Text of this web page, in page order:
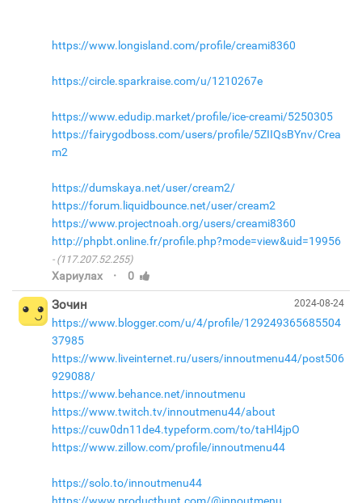
https://www.longisland.com/profile/creami8360
https://circle.sparkraise.com/u/1210267e
https://www.edudip.market/profile/ice-creami/5250305
https://fairygodboss.com/users/profile/5ZIIQsBYnv/Crea
m2
https://dumskaya.net/user/cream2/
https://forum.liquidbounce.net/user/cream2
https://www.projectnoah.org/users/creami8360
http://phpbt.online.fr/profile.php?mode=view&uid=19956
(117.207.52.255)
Хариулах · 0
2024-08-24
Зочин
https://www.blogger.com/u/4/profile/129249365685504
37985
https://www.liveinternet.ru/users/innoutmenu44/post506
929088/
https://www.behance.net/innoutmenu
https://www.twitch.tv/innoutmenu44/about
https://cuw0dn11de4.typeform.com/to/taHl4jpO
https://www.zillow.com/profile/innoutmenu44
https://solo.to/innoutmenu44